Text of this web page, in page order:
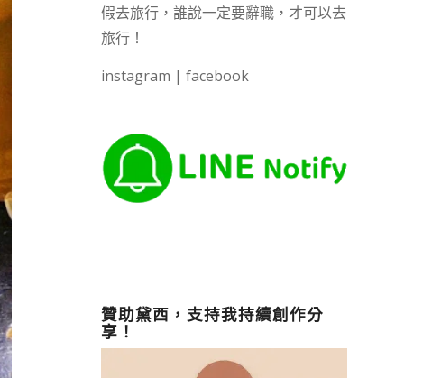
假去旅行，誰說一定要辭職，才可以去
旅行！
instagram | facebook
贊助黛西，支持我持續創作分
享！